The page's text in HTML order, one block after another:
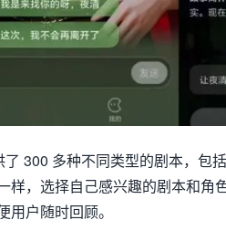
了 300 多种不同类型的剧本，
样，选择自己感兴趣的剧本和角
用户随时回顾。